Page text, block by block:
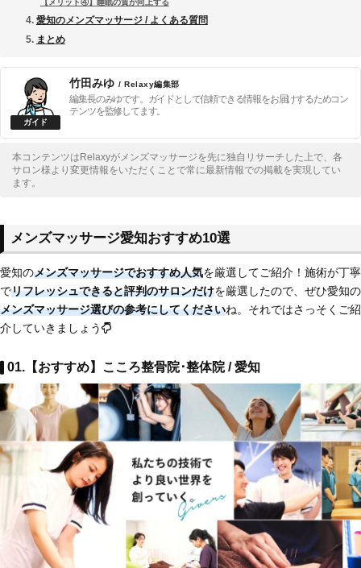
【メリット④】睡眠の質が向上する
愛知のメンズマッサージ / よくある質問
まとめ
竹田みゆ / Relaxy編集部
編集長のみゆです。ガイドとして信頼できる情報をお届けするためコン
テンツを監修してます。
本コンテンツはRelaxyがメンズマッサージを先に独自リサーチした上で、各
サロン様より変更情報をいただくことで常に最新情報での掲載を実現してい
ます。
メンズマッサージ愛知おすすめ10選
愛知のメンズマッサージでおすすめ人気を厳選してご紹介！施術が丁寧
でリフレッシュできると評判のサロンだけを厳選したので、ぜひ愛知の
メンズマッサージ選びの参考にしてくださいね。それではさっそくご紹
介していきましょう
01.【おすすめ】こころ整骨院･整体院 / 愛知